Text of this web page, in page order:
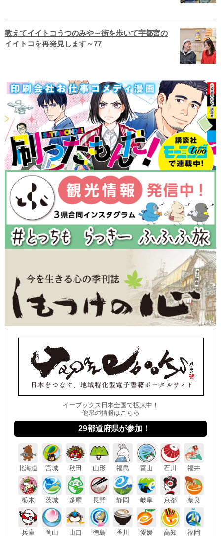
教えてイイトコうつのみや～街を歩いて宇都宮の
イイトコを再発見します～77
イーブックス日本全国で拡大中！
他県の情報はこちら
29都道府県が参加！
北海道 宮城 秋田 山形 福島 富山 石川 福井
栃木 茨城 多摩 長野 静岡 岐阜 京都 奈良
兵庫 岡山 山口 徳島 香川 愛媛 高知 福岡